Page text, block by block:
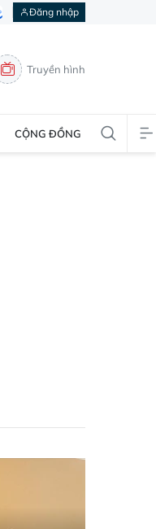
Đăng nhập
Truyền hình
CỘNG ĐỒNG